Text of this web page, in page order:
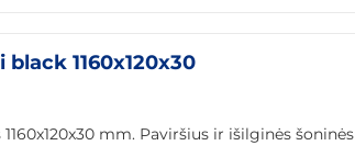
1160x120x30
mm. Paviršius ir išilginės šoninės